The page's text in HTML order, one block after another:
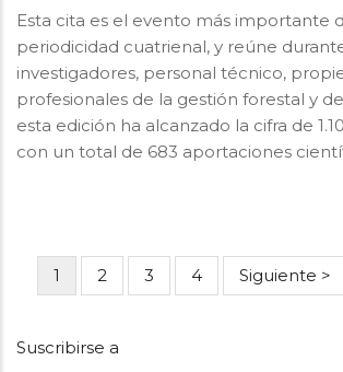
Esta cita es el evento más importante
periodicidad cuatrienal, y reúne
investigadores, personal técnico,
profesionales de la gestión forestal y
esta edición ha alcanzado la cifra de
con un total de 683 aportaciones
PAGINACIÓN
Página
actual
1 Page
2 Page
3 Page
4
Siguiente
página
Siguiente >
Suscribirse a